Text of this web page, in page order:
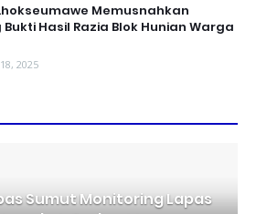
Memusnahkan
Hasil Razia Blok Hunian Warga
2025
Sumut Monitoring Lapas